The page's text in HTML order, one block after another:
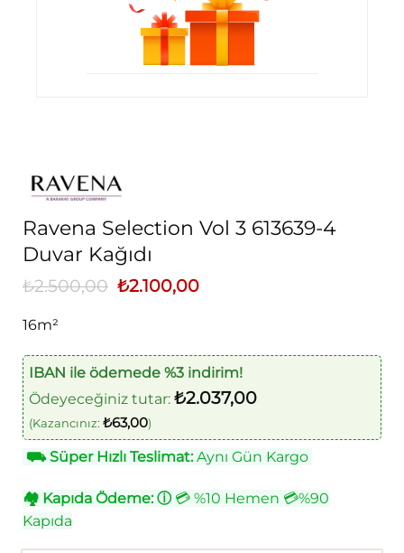
Ravena Selection Vol 3 613639-4
Duvar Kağıdı
₺2.500,00 Orijinal
fiyat:
₺2.100,00Şu
16m²
IBAN ile ödemede %3 indirim!
Ödeyeceğiniz tutar: ₺2.037,00
(Kazancınız: ₺63,00)
⛟Süper Hızlı Teslimat:Aynı Gün Kargo
🏘 Kapıda Ödeme: ⓘ💳 %10 Hemen 💳%90
Kapıda